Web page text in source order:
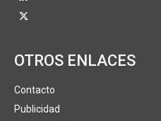
OTROS ENLACES
Contacto
Publicidad